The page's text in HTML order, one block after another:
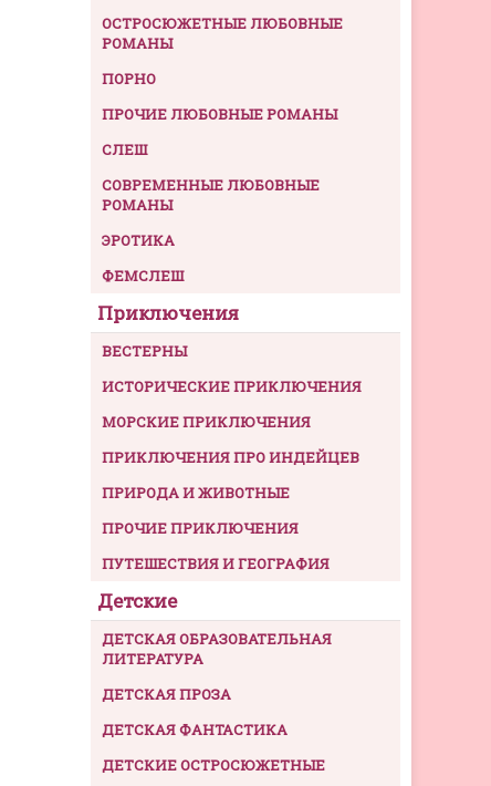
ОСТРОСЮЖЕТНЫЕ ЛЮБОВНЫЕ
РОМАНЫ
ПОРНО
ПРОЧИЕ ЛЮБОВНЫЕ РОМАНЫ
СЛЕШ
СОВРЕМЕННЫЕ ЛЮБОВНЫЕ
РОМАНЫ
ЭРОТИКА
ФЕМСЛЕШ
Приключения
ВЕСТЕРНЫ
ИСТОРИЧЕСКИЕ ПРИКЛЮЧЕНИЯ
МОРСКИЕ ПРИКЛЮЧЕНИЯ
ПРИКЛЮЧЕНИЯ ПРО ИНДЕЙЦЕВ
ПРИРОДА И ЖИВОТНЫЕ
ПРОЧИЕ ПРИКЛЮЧЕНИЯ
ПУТЕШЕСТВИЯ И ГЕОГРАФИЯ
Детские
ДЕТСКАЯ ОБРАЗОВАТЕЛЬНАЯ
ЛИТЕРАТУРА
ДЕТСКАЯ ПРОЗА
ДЕТСКАЯ ФАНТАСТИКА
ДЕТСКИЕ ОСТРОСЮЖЕТНЫЕ